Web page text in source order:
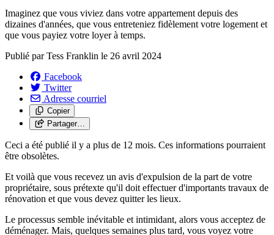
Imaginez que vous viviez dans votre appartement depuis des
dizaines d'années, que vous entreteniez fidèlement votre logement et
que vous payiez votre loyer à temps.
Publié parTess Franklin le 26 avril 2024
Facebook
Twitter
Adresse courriel
Copier
Partager…
Ceci a été publié il y a plus de 12 mois. Ces informations pourraient
être obsolètes.
Et voilà que vous recevez un avis d'expulsion de la part de votre
propriétaire, sous prétexte qu'il doit effectuer d'importants travaux de
rénovation et que vous devez quitter les lieux.
Le processus semble inévitable et intimidant, alors vous acceptez de
déménager. Mais, quelques semaines plus tard, vous voyez votre